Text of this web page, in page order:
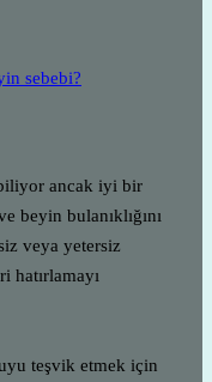
sebebi?
ancak iyi bir
beyin bulanıklığını
veya yetersiz
hatırlamayı
teşvik etmek için